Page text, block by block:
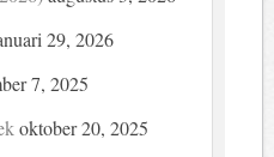
29, 2026
7, 2025
oktober 20, 2025